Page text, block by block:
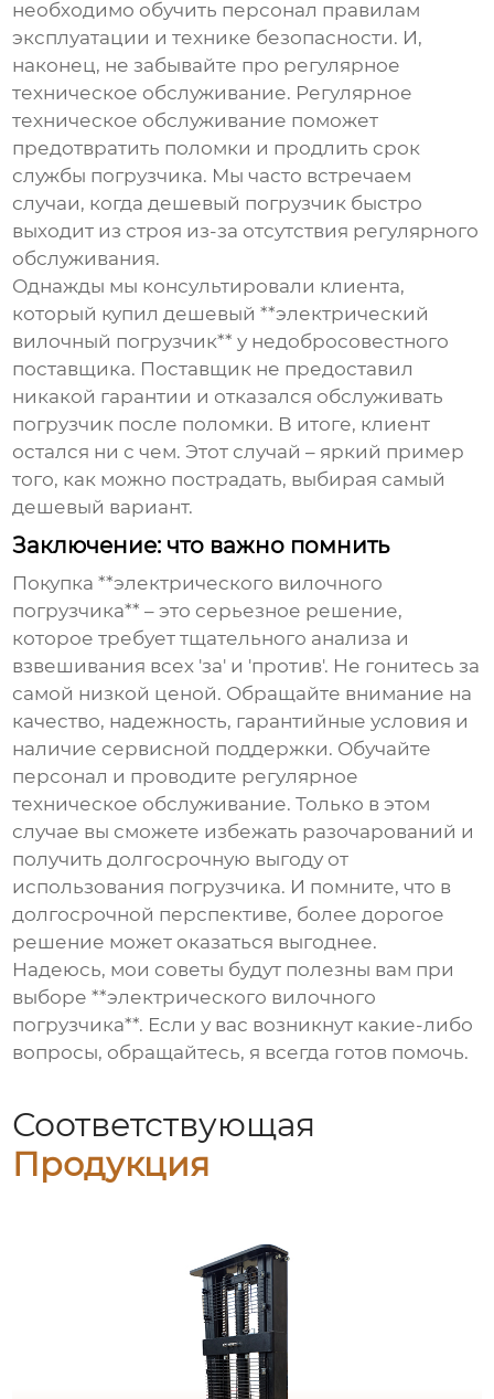
необходимо обучить персонал правилам
эксплуатации и технике безопасности. И,
наконец, не забывайте про регулярное
техническое обслуживание. Регулярное
техническое обслуживание поможет
предотвратить поломки и продлить срок
службы погрузчика. Мы часто встречаем
случаи, когда дешевый погрузчик быстро
выходит из строя из-за отсутствия регулярного
обслуживания.
Однажды мы консультировали клиента,
который купил дешевый **электрический
вилочный погрузчик** у недобросовестного
поставщика. Поставщик не предоставил
никакой гарантии и отказался обслуживать
погрузчик после поломки. В итоге, клиент
остался ни с чем. Этот случай – яркий пример
того, как можно пострадать, выбирая самый
дешевый вариант.
Заключение: что важно помнить
Покупка **электрического вилочного
погрузчика** – это серьезное решение,
которое требует тщательного анализа и
взвешивания всех 'за' и 'против'. Не гонитесь за
самой низкой ценой. Обращайте внимание на
качество, надежность, гарантийные условия и
наличие сервисной поддержки. Обучайте
персонал и проводите регулярное
техническое обслуживание. Только в этом
случае вы сможете избежать разочарований и
получить долгосрочную выгоду от
использования погрузчика. И помните, что в
долгосрочной перспективе, более дорогое
решение может оказаться выгоднее.
Надеюсь, мои советы будут полезны вам при
выборе **электрического вилочного
погрузчика**. Если у вас возникнут какие-либо
вопросы, обращайтесь, я всегда готов помочь.
Соответствующая
Продукция